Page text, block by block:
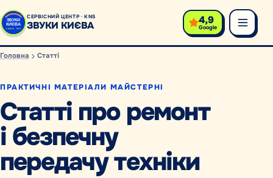
СЕРВІСНИЙ ЦЕНТР · KNS
ЗВУКИ КИЄВА 4,9
Google
Головна Статті
ПРАКТИЧНІ МАТЕРІАЛИ МАЙСТЕРНІ
Статті про ремонт
і безпечну
передачу техніки